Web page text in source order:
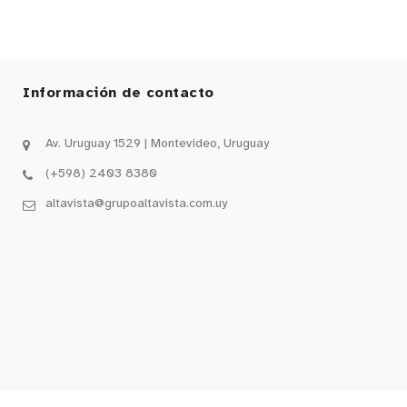
Información de contacto
Av. Uruguay 1529 | Montevideo, Uruguay
(+598) 2403 8380
altavista@grupoaltavista.com.uy